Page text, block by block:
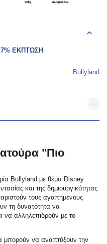
7% ΕΚΠΤΩΣΗ
Bullyland
"Πιο
Bullyland με θέμα Disney
και της δημιουργικότητας
τους αγαπημένους
τη δυνατότητα να
να αλληλεπιδρούν με το
μπορούν να αναπτύξουν την